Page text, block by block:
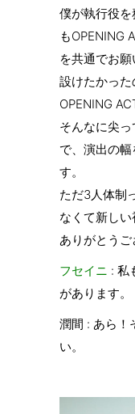
僕が執行役
もOPENING
を共通でお
設けたかった
OPENING
そんなに尖
で、演出の
す。
ただ3人体制
なくて新しい
ありがとうご
フセイニ : 私
があります。
潤間 : あら！
い。